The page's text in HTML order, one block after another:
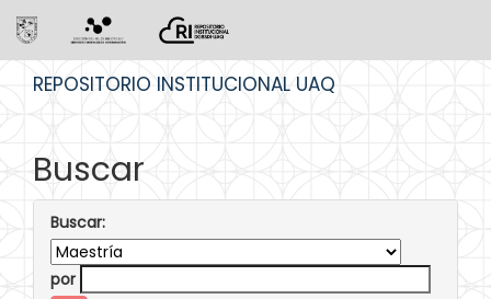
REPOSITORIO INSTITUCIONAL UAQ
Buscar
Buscar:
por